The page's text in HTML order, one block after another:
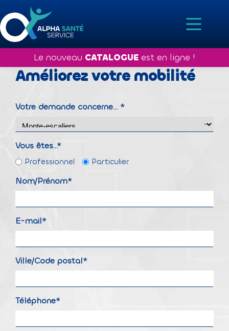
au
contenu
Le nouveau CATALOGUE est en ligne !
Améliorez votre mobilité
Votre demande concerne... *
Vous êtes...*
Professionnel Particulier
Nom/Prénom*
E-mail*
Ville/Code postal*
Téléphone*